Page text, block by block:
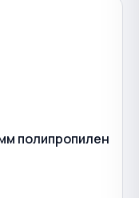
полипропилен